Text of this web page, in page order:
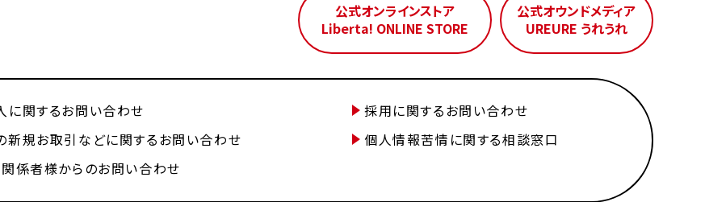
公式オンラインストア
Liberta! ONLINE STORE
公式オウンドメディア
UREURE うれうれ
に関するお問い合わせ
採用に関するお問い合わせ
新規お取引などに関するお問い合わせ
個人情報苦情に関する相談窓口
関係者様からのお問い合わせ